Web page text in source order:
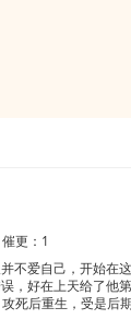
催更：1
不爱自己，开始在
，好在上天给了他
死后重生，受是后期